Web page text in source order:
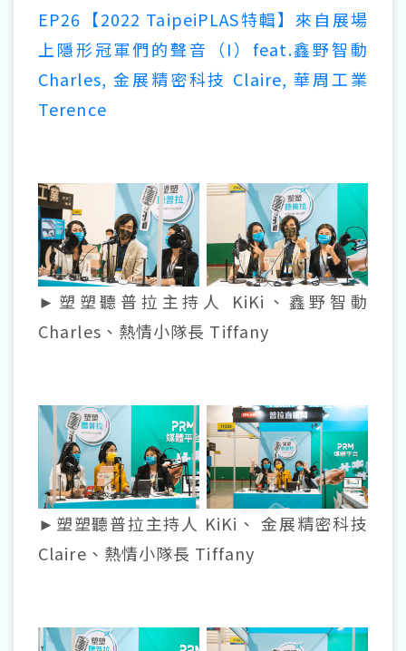
EP26【2022 TaipeiPLAS特輯】來自展場
上隱形冠軍們的聲音（I）feat.鑫野智動
Charles, 金展精密科技 Claire, 華周工業
Terence
►塑塑聽普拉主持人 KiKi、鑫野智動
Charles、熱情小隊長 Tiffany
►塑塑聽普拉主持人 KiKi、 金展精密科技
Claire、熱情小隊長 Tiffany